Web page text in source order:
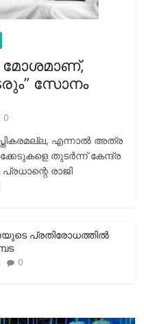
സോനം
0
എന്നാൽ അത്ര
തുടർന്ന് കേന്ദ്ര
രാജി
പ്രതിരോധത്തില്‍
0